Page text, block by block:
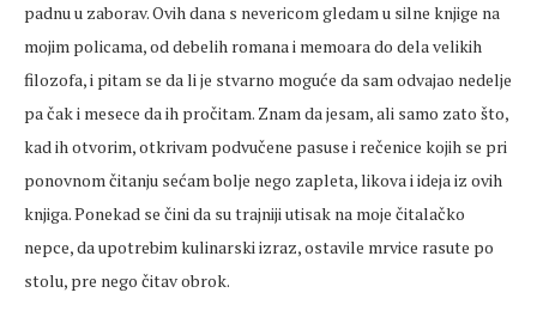
padnu u zaborav. Ovih dana s nevericom gledam u silne knjige na
mojim policama, od debelih romana i memoara do dela velikih
filozofa, i pitam se da li je stvarno moguće da sam odvajao nedelje
pa čak i mesece da ih pročitam. Znam da jesam, ali samo zato što,
kad ih otvorim, otkrivam podvučene pasuse i rečenice kojih se pri
ponovnom čitanju sećam bolje nego zapleta, likova i ideja iz ovih
knjiga. Ponekad se čini da su trajniji utisak na moje čitalačko
nepce, da upotrebim kulinarski izraz, ostavile mrvice rasute po
stolu, pre nego čitav obrok.